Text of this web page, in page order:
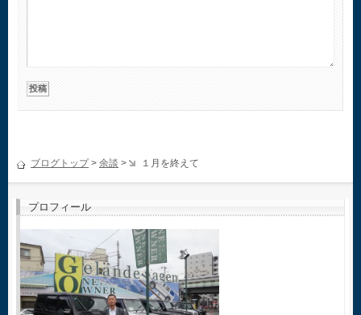
ブログトップ> 余談 > １月を終えて
プロフィール